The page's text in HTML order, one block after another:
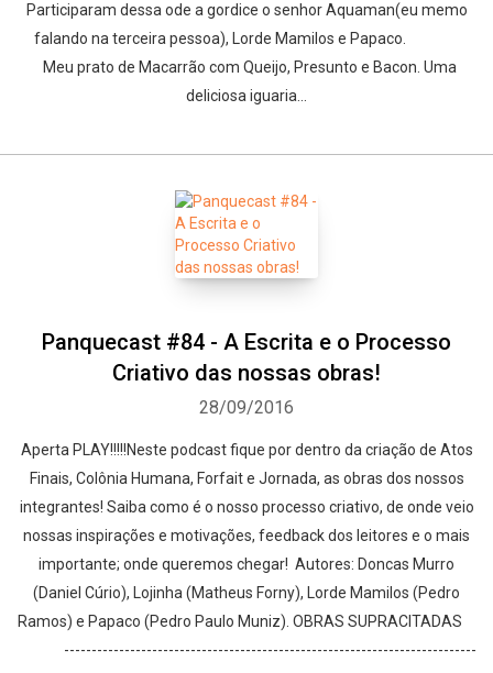
Participaram dessa ode a gordice o senhor Aquaman(eu memo
falando na terceira pessoa), Lorde Mamilos e Papaco.
Meu prato de Macarrão com Queijo, Presunto e Bacon. Uma
deliciosa iguaria...
Panquecast #84 - A Escrita e o Processo
Criativo das nossas obras!
28/09/2016
Aperta PLAY!!!!!Neste podcast fique por dentro da criação de Atos
Finais, Colônia Humana, Forfait e Jornada, as obras dos nossos
integrantes! Saiba como é o nosso processo criativo, de onde veio
nossas inspirações e motivações, feedback dos leitores e o mais
importante; onde queremos chegar! Autores: Doncas Murro
(Daniel Cúrio), Lojinha (Matheus Forny), Lorde Mamilos (Pedro
Ramos) e Papaco (Pedro Paulo Muniz). OBRAS SUPRACITADAS
---------------------------------------------------------------------------